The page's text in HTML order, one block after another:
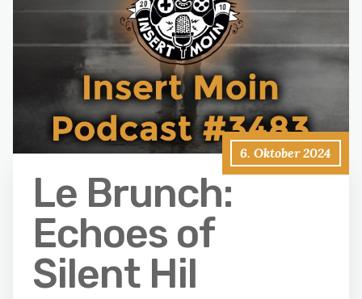
6. Oktober 2024
Le Brunch:
Echoes of
Silent Hil